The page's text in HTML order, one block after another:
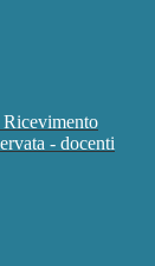
- docenti